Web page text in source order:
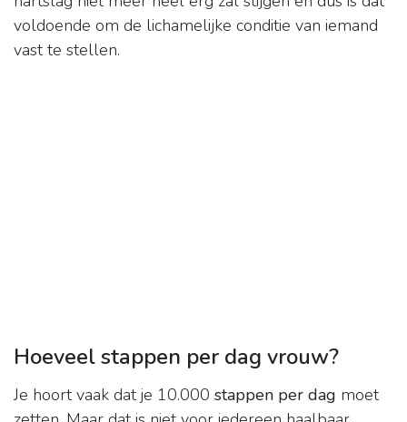
voldoende om de lichamelijke conditie van iemand
vast te stellen.
Hoeveel stappen per dag vrouw?
Je hoort vaak dat je 10.000 stappen per dag moet